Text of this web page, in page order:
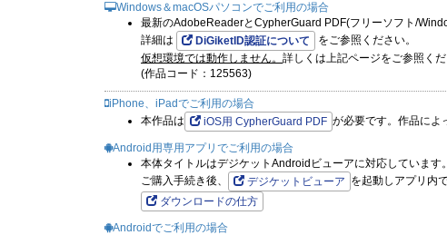
Windows＆macOSパソコンでご利用の場合
最新のAdobeReaderとCypherGuard PDF(フリーソフト/
詳細は
DiGiketID認証について
をご参照ください。
仮想環境では動作しません。 詳しくは上記ページをご参照くだ
(作品コード：125563)
iPhone、iPadでご利用の場合
本作品は
iOS用 CypherGuard PDF が必要です。作品によ
Android用専用アプリでご利用の場合
本体タイトルはデジケットAndroidビューアに対応しています。
ご購入手続き後、
デジケットビューア を起動しアプリ内
ダウンロードの仕方
Androidでご利用の場合